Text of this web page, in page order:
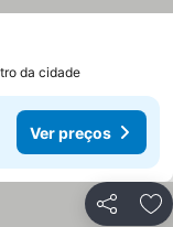
da cidade
Ver preços
Partilhar